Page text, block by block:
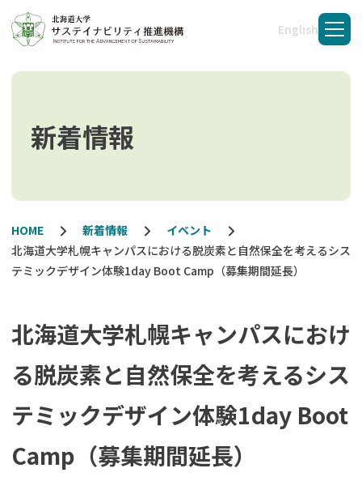
English
メニ
新着情報
HOME 新着情報
イベント
北海道大学札幌キャンパスにおける脱炭素と自然保全を考えるシス
テミックデザイン体験1day Boot Camp（募集期間延長）
北海道大学札幌キャンパスにおけ
る脱炭素と自然保全を考えるシス
テミックデザイン体験1day Boot
Camp（募集期間延長）